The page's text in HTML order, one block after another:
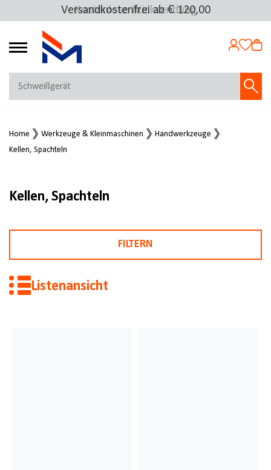
Versandkostenfrei ab € 120,00
Kostenlose Rücksendung
4.72
MEIN KONTO
Jetzt anmelden
Home Werkzeuge & Kleinmaschinen
Handwerkzeuge
Kellen, Spachteln
Kellen, Spachteln
FILTERN
Listenansicht